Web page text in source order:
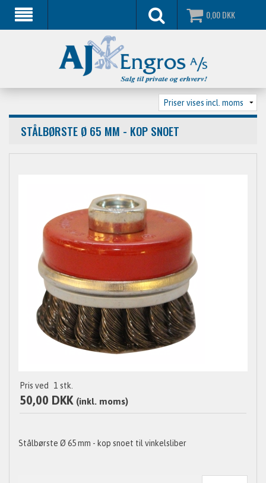
0,00DKK
STÅLBØRSTE Ø 65 MM - KOP SNOET
Pris ved 1 stk.
50,00 DKK (inkl. moms)
Stålbørste Ø 65 mm - kop snoet til vinkelsliber